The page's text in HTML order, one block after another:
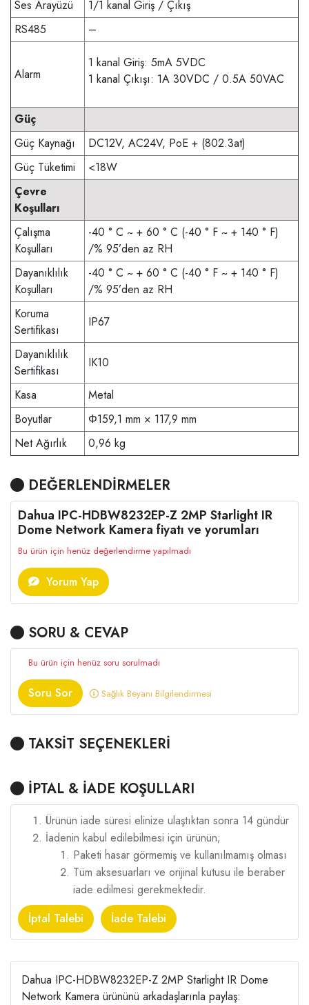
Ses Arayüzü
1/1 kanal Giriş / Çıkış
RS485
–
Alarm
1 kanal Giriş: 5mA 5VDC
1 kanal Çıkışı: 1A 30VDC / 0.5A 50VAC
Güç
Güç Kaynağı
DC12V, AC24V, PoE + (802.3at)
Güç Tüketimi
<18W
Çevre
Koşulları
Çalışma
Koşulları
-40 ° C ~ + 60 ° C (-40 ° F ~ + 140 ° F)
/% 95’den az RH
Dayanıklılık
Koşulları
-40 ° C ~ + 60 ° C (-40 ° F ~ + 140 ° F)
/% 95’den az RH
Koruma
Sertifikası
IP67
Dayanıklılık
Sertifikası
IK10
Kasa
Metal
Boyutlar
Φ159,1 mm × 117,9 mm
Net Ağırlık
0,96 kg
DEĞERLENDİRMELER
Dahua IPC-HDBW8232EP-Z 2MP Starlight IR
Dome Network Kamera fiyatı ve yorumları
Bu ürün için henüz değerlendirme yapılmadı
Yorum Yap
SORU & CEVAP
Bu ürün için henüz soru sorulmadı
Soru Sor Sağlık Beyanı Bilgilendirmesi
TAKSİT SEÇENEKLERİ
İPTAL & İADE KOŞULLARI
Ürünün iade süresi elinize ulaştıktan sonra 14 gündür
İadenin kabul edilebilmesi için ürünün;
Paketi hasar görmemiş ve kullanılmamış olması
Tüm aksesuarları ve orijinal kutusu ile beraber
iade edilmesi gerekmektedir.
İptal Talebi
İade Talebi
Dahua IPC-HDBW8232EP-Z 2MP Starlight IR Dome
Network Kamera ürününü arkadaşlarınla paylaş: